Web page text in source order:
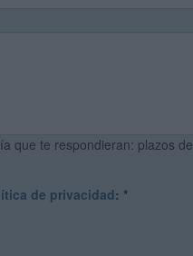
que te respondieran: plazos de
de privacidad: *